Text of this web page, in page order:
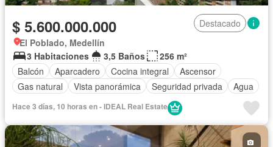
$ 5.600.000.000
Destacado
El Poblado, Medellín
3 Habitaciones
3,5 Baños
256 m²
Balcón
Aparcadero Cocina integral
Ascensor
Gas natural
Vista panorámica Seguridad privada Agua
Hace 3 días, 10 horas en - IDEAL Real Estate